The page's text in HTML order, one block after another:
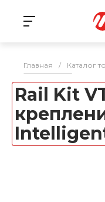
Главная / Каталог
Rail Kit